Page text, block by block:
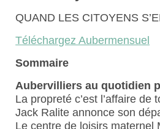
QUAND LES CITOYENS
Téléchargez Aubermensuel
Sommaire
Aubervilliers au quotidien
La propreté c’est l’affaire de
Jack Ralite annonce son
Le centre de loisirs maternel